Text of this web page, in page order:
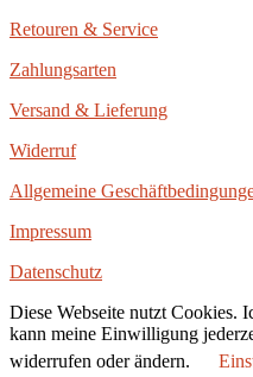
Retouren & Service
Zahlungsarten
Versand & Lieferung
Widerruf
Allgemeine
Impressum
Datenschutz
Diese Webseite nutzt Cookies.
kann meine Einwilligung
widerrufen oder ändern.